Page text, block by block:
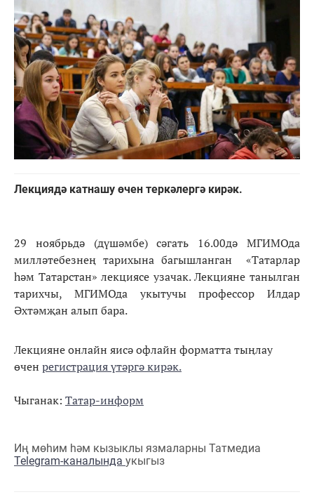
Лекциядә катнашу өчен теркәлергә кирәк.
29 ноябрьдә (дүшәмбе) сәгать 16.00дә МГИМОда
милләтебезнең тарихына багышланган «Татарлар
һәм Татарстан» лекциясе узачак. Лекцияне танылган
тарихчы, МГИМОда укытучы профессор Илдар
Әхтәмҗан алып бара.
Лекцияне онлайн яисә офлайн форматта тыңлау
өчен регистрация үтәргә кирәк.
Чыганак: Татар-информ
Иң мөһим һәм кызыклы язмаларны Татмедиа
Telegram-каналында укыгыз